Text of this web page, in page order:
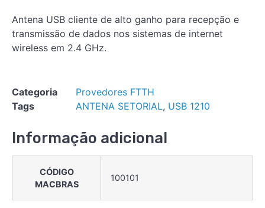
Antena USB cliente de alto ganho para recepção e
transmissão de dados nos sistemas de internet
wireless em 2.4 GHz.
Categoria
Provedores FTTH
Tags
ANTENA SETORIAL, USB 1210
Informação adicional
CÓDIGO
MACBRAS
100101